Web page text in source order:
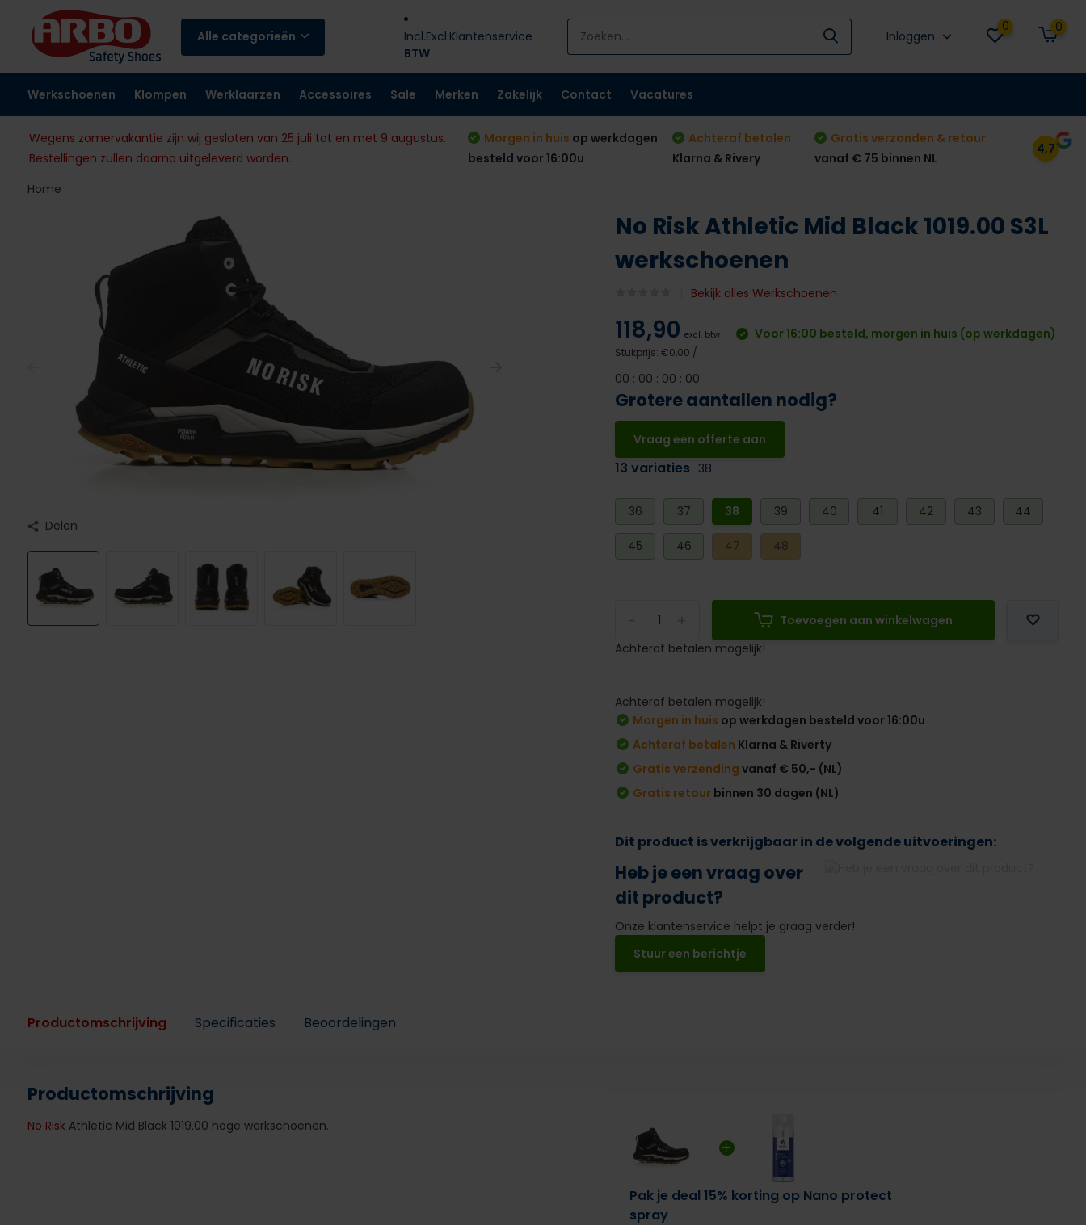
Alle categorieën Incl.Excl.
BTW
Klantenservice Inloggen
0 0
Werkschoenen Klompen Werklaarzen Accessoires Sale Merken Zakelijk Contact Vacatures
Wegens zomervakantie zijn wij gesloten van 25 juli tot en met 9 augustus.
Bestellingen zullen daarna uitgeleverd worden.
Morgen in huis op werkdagen
besteld voor 16:00u
Achteraf betalen
Klarna & Rivery
Gratis verzonden & retour
vanaf € 75 binnen NL
4,7
Home
Delen
No Risk Athletic Mid Black 1019.00 S3L
werkschoenen
Bekijk alles Werkschoenen
118,90 excl. btw Voor 16:00 besteld, morgen in huis (op werkdagen)
Stukprijs:€0,00 /
00 : 00 : 00 : 00
Grotere aantallen nodig?
Vraag een offerte aan
13 variaties 38
36 37 38 39 40 41 42 43 44
45 46 47 48
Toevoegen aan winkelwagen
Achteraf betalen mogelijk!
Achteraf betalen mogelijk!
Morgen in huis op werkdagen besteld voor 16:00u
Achteraf betalen Klarna & Riverty
Gratis verzending vanaf € 50,- (NL)
Gratis retour binnen 30 dagen (NL)
Dit product is verkrijgbaar in de volgende uitvoeringen:
Heb je een vraag over
dit product?
Onze klantenservice helpt je graag verder!
Stuur een berichtje
Productomschrijving Specificaties Beoordelingen
Productomschrijving
No Risk Athletic Mid Black 1019.00 hoge werkschoenen.
Pak je deal 15% korting op Nano protect
spray